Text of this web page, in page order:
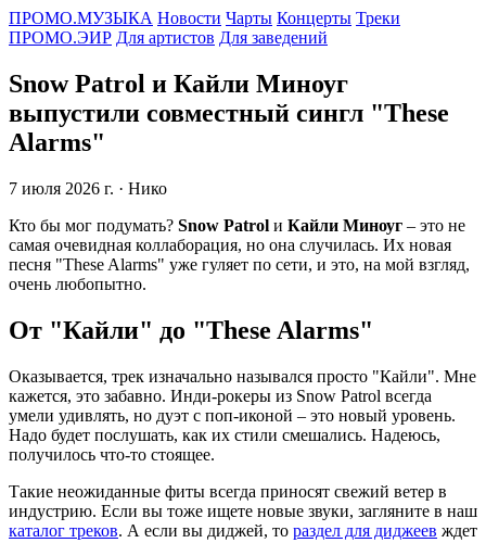
ПРОМО.МУЗЫКА Новости Чарты Концерты Треки
ПРОМО.ЭИР Для артистов Для заведений
Snow Patrol и Кайли Миноуг
выпустили совместный сингл "These
Alarms"
7 июля 2026 г. · Нико
Кто бы мог подумать? Snow Patrol и Кайли Миноуг – это не
самая очевидная коллаборация, но она случилась. Их новая
песня "These Alarms" уже гуляет по сети, и это, на мой взгляд,
очень любопытно.
От "Кайли" до "These Alarms"
Оказывается, трек изначально назывался просто "Кайли". Мне
кажется, это забавно. Инди-рокеры из Snow Patrol всегда
умели удивлять, но дуэт с поп-иконой – это новый уровень.
Надо будет послушать, как их стили смешались. Надеюсь,
получилось что-то стоящее.
Такие неожиданные фиты всегда приносят свежий ветер в
индустрию. Если вы тоже ищете новые звуки, загляните в наш
каталог треков. А если вы диджей, то раздел для диджеев ждет